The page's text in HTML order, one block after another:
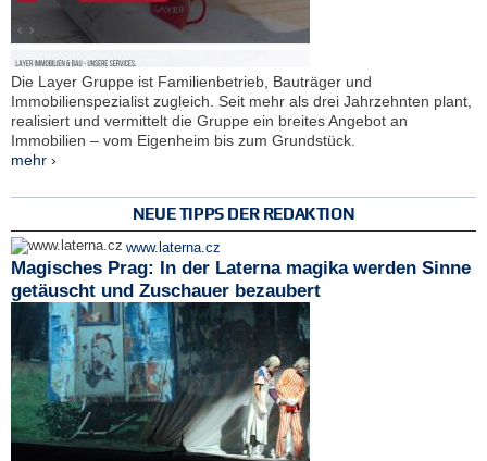
Die Layer Gruppe ist Familienbetrieb, Bauträger und
Immobilienspezialist zugleich. Seit mehr als drei Jahrzehnten plant,
realisiert und vermittelt die Gruppe ein breites Angebot an
Immobilien – vom Eigenheim bis zum Grundstück.
mehr ›
NEUE TIPPS DER REDAKTION
www.laterna.cz
Magisches Prag: In der Laterna magika werden Sinne
getäuscht und Zuschauer bezaubert